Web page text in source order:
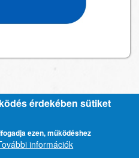
érdekében sütiket
ezen, működéshez
információk